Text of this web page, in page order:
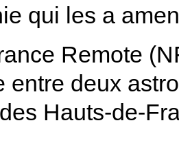
qui les a
Remote
entre deux
Hauts-de-